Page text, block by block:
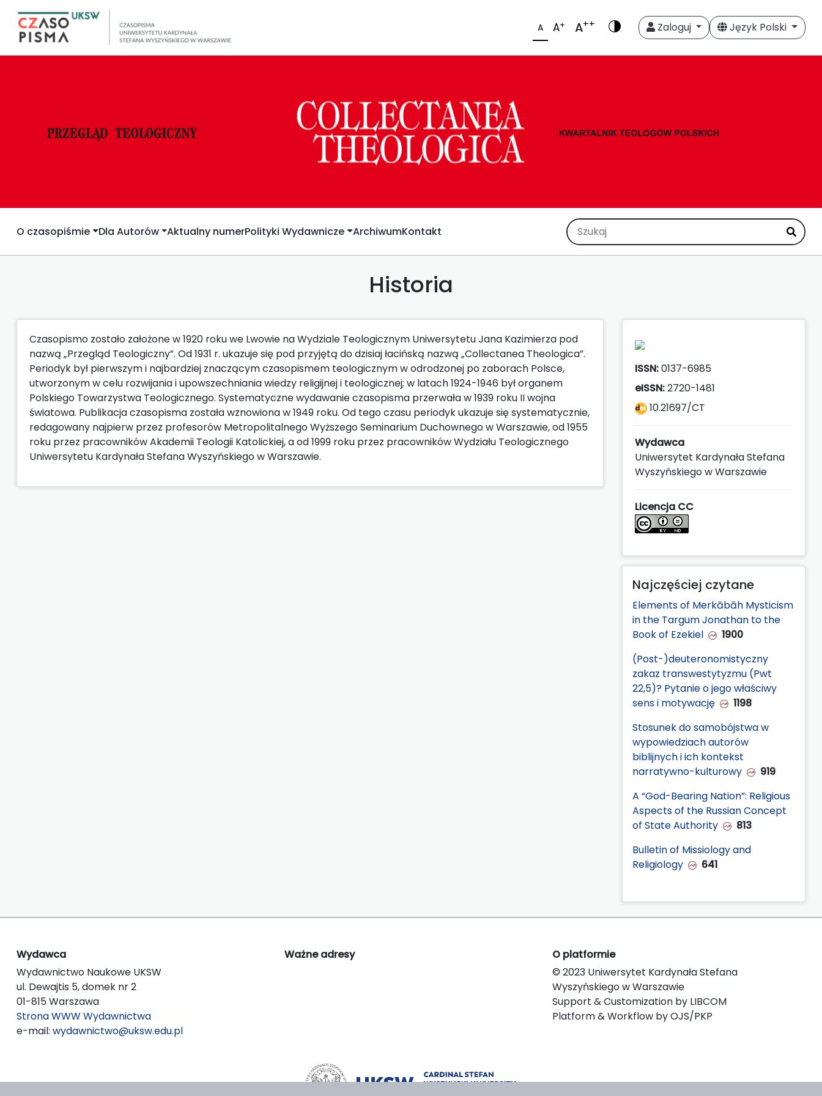
A A+ A++ Zaloguj Język Polski
O czasopiśmie Dla Autorów Aktualny numerPolityki Wydawnicze ArchiwumKontakt
Historia
Czasopismo zostało założone w 1920 roku we Lwowie na Wydziale Teologicznym Uniwersytetu Jana Kazimierza pod
nazwą „Przegląd Teologiczny”. Od 1931 r. ukazuje się pod przyjętą do dzisiaj łacińską nazwą „Collectanea Theologica”.
Periodyk był pierwszym i najbardziej znaczącym czasopismem teologicznym w odrodzonej po zaborach Polsce,
utworzonym w celu rozwijania i upowszechniania wiedzy religijnej i teologicznej; w latach 1924-1946 był organem
Polskiego Towarzystwa Teologicznego. Systematyczne wydawanie czasopisma przerwała w 1939 roku II wojna
światowa. Publikacja czasopisma została wznowiona w 1949 roku. Od tego czasu periodyk ukazuje się systematycznie,
redagowany najpierw przez profesorów Metropolitalnego Wyższego Seminarium Duchownego w Warszawie, od 1955
roku przez pracowników Akademii Teologii Katolickiej, a od 1999 roku przez pracowników Wydziału Teologicznego
Uniwersytetu Kardynała Stefana Wyszyńskiego w Warszawie.
ISSN:0137-6985
eISSN:2720-1481
10.21697/CT
Wydawca
Uniwersytet Kardynała Stefana
Wyszyńskiego w Warszawie
Licencja CC
Najczęściej czytane
Elements of Merkābāh Mysticism
in the Targum Jonathan to the
Book of Ezekiel
1900
(Post-)deuteronomistyczny
zakaz transwestytyzmu (Pwt
22,5)? Pytanie o jego właściwy
sens i motywację
1198
Stosunek do samobójstwa w
wypowiedziach autorów
biblijnych i ich kontekst
narratywno-kulturowy
919
A “God-Bearing Nation”: Religious
Aspects of the Russian Concept
of State Authority
813
Bulletin of Missiology and
Religiology
641
Wydawca
Wydawnictwo Naukowe UKSW
ul. Dewajtis 5, domek nr 2
01-815 Warszawa
Strona WWW Wydawnictwa
e-mail: wydawnictwo@uksw.edu.pl
Ważne adresy
O platformie
© 2023 Uniwersytet Kardynała Stefana
Wyszyńskiego w Warszawie
Support & Customization by LIBCOM
Platform & Workflow by OJS/PKP